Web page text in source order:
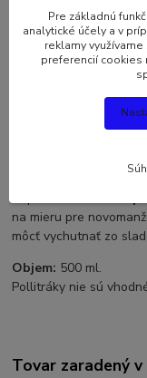
Komentáre 0
Kompletné
svadobný dar
dar pre
Ako ale taký darček
Z našej svadobnej
na mieru pre
môcť vychutnať zo
Objem: 500 ml.
Pollitráky nie sú
Tovar zaradený
Pre základnú
analytické účely a v
reklamy
preferencií cookies